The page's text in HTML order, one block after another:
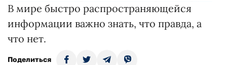
В мире быстро распространяющейся
информации важно знать, что правда, а
что нет.
Поделиться